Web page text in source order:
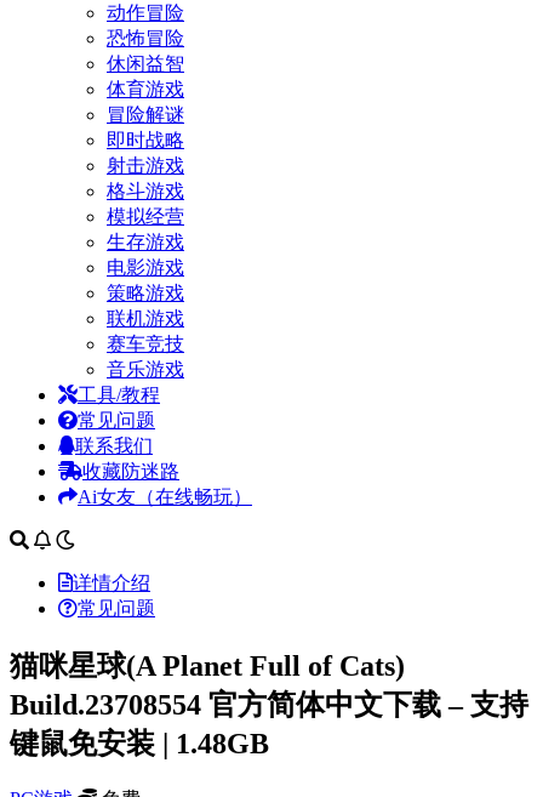
动作冒险
恐怖冒险
休闲益智
体育游戏
冒险解谜
即时战略
射击游戏
格斗游戏
模拟经营
生存游戏
电影游戏
策略游戏
联机游戏
赛车竞技
音乐游戏
工具/教程
常见问题
联系我们
收藏防迷路
Ai女友（在线畅玩）
详情介绍
常见问题
猫咪星球(A Planet Full of Cats)
Build.23708554 官方简体中文下载 – 支持
键鼠免安装 | 1.48GB